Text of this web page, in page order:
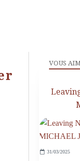
VOUS
31/03/2025